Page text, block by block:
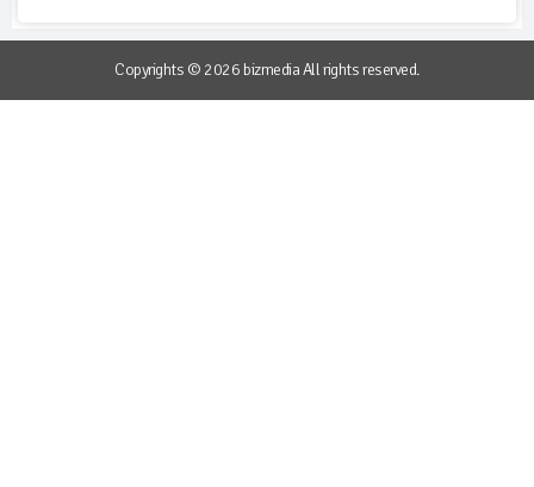
Copyrights © 2026 bizmedia All rights reserved.